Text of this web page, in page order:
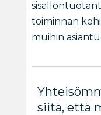
toiminnan
muihin
siitä, että